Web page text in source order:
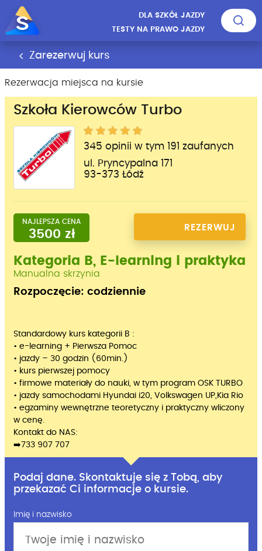
DLA SZKÓŁ JAZDY
TESTY NA PRAWO JAZDY
Zarezerwuj kurs
Rezerwacja miejsca na kursie
Szkoła Kierowców Turbo
345 opinii w tym 191 zaufanych
ul. Pryncypalna 171
93-373 Łódź
NAJLEPSZA CENA
3500 zł REZERWUJ
MIEJSCE
Kategoria B, E-learning i praktyka
Manualna skrzynia
Rozpoczęcie: codziennie
Standardowy kurs kategorii B :
• e-learning + Pierwsza Pomoc
• jazdy – 30 godzin (60min.)
• kurs pierwszej pomocy
• firmowe materiały do nauki, w tym program OSK TURBO
• jazdy samochodami Hyundai i20, Volkswagen UP,Kia Rio
• egzaminy wewnętrzne teoretyczny i praktyczny wliczony
w cenę.
Kontakt do NAS:
➡️733 907 707
Podaj dane. Skontaktuje się z Tobą, aby
przekazać Ci informacje o kursie.
Imię i nazwisko